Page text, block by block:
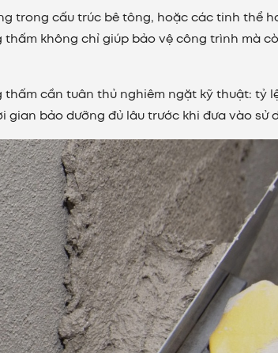
trong cấu trúc bê tông, hoặc các tinh thể
không chỉ giúp bảo vệ công trình mà
cần tuân thủ nghiêm ngặt kỹ thuật: tỷ
bảo dưỡng đủ lâu trước khi đưa vào sử